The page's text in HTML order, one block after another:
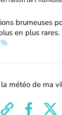
brumeuses
en plus rares.
la météo de ma